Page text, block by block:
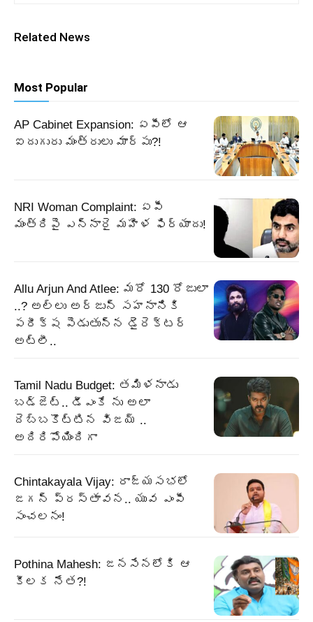
Related News
Most Popular
AP Cabinet Expansion: ఏపీలో ఆ
ఐదుగురు మంత్రులు మార్పు?!
NRI Woman Complaint: ఏపీ
మంత్రిపై ఎన్నారై మహిళ ఫిర్యాదు!
Allu Arjun And Atlee: మరో 130 రోజులా
..? అల్లు అర్జున్ సహనానికి
పరీక్ష పెడుతున్న డైరెక్టర్
అట్లీ..
Tamil Nadu Budget: తమిళనాడు
బడ్జెట్.. డీఎంకే ను అలా
దెబ్బకొట్టిన విజయ్ ..
అదిరిపోయిందిగా
Chintakayala Vijay: రాజ్యసభలో
జగన్ ప్రస్తావన.. యువ ఎంపీ
సంచలనం!
Pothina Mahesh: జనసేనలోకి ఆ
కీలక నేత?!